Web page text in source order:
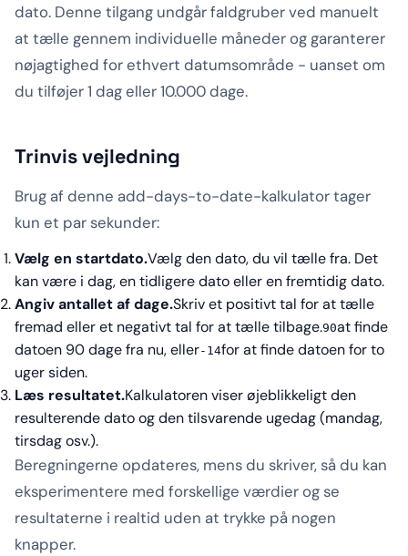
dato. Denne tilgang undgår faldgruber ved manuelt
at tælle gennem individuelle måneder og garanterer
nøjagtighed for ethvert datumsområde - uanset om
du tilføjer 1 dag eller 10.000 dage.
Trinvis vejledning
Brug af denne add-days-to-date-kalkulator tager
kun et par sekunder:
Vælg en startdato.Vælg den dato, du vil tælle fra. Det
kan være i dag, en tidligere dato eller en fremtidig dato.
Angiv antallet af dage.Skriv et positivt tal for at tælle
fremad eller et negativt tal for at tælle tilbage.90at finde
datoen 90 dage fra nu, eller-14for at finde datoen for to
uger siden.
Læs resultatet.Kalkulatoren viser øjeblikkeligt den
resulterende dato og den tilsvarende ugedag (mandag,
tirsdag osv.).
Beregningerne opdateres, mens du skriver, så du kan
eksperimentere med forskellige værdier og se
resultaterne i realtid uden at trykke på nogen
knapper.